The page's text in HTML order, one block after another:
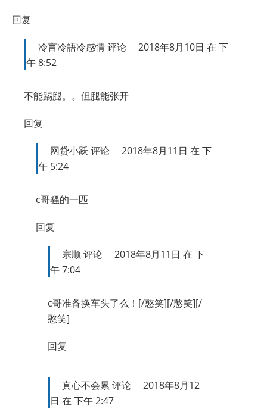
回复
冷言冷語冷感情评论
2018年8月10日 在 下
午 8:52
不能踢腿。。但腿能张开
回复
网贷小跃评论
2018年8月11日 在 下
午 5:24
c哥骚的一匹
回复
宗顺 评论
2018年8月11日 在 下
午 7:04
c哥准备换车头了么！[/憨笑][/憨笑][/
憨笑]
回复
真心不会累 评论
2018年8月12
日 在 下午 2:47